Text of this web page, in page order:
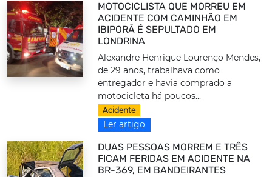
MOTOCICLISTA QUE MORREU EM
ACIDENTE COM CAMINHÃO EM
IBIPORÃ É SEPULTADO EM
LONDRINA
Alexandre Henrique Lourenço Mendes,
de 29 anos, trabalhava como
entregador e havia comprado a
motocicleta há poucos...
Acidente
Ler artigo
DUAS PESSOAS MORREM E TRÊS
FICAM FERIDAS EM ACIDENTE NA
BR-369, EM BANDEIRANTES